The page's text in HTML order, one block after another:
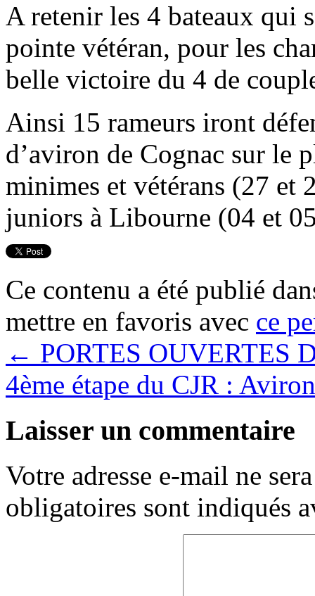
A retenir les 4 bateaux qui
pointe vétéran, pour les
belle victoire du 4 de
Ainsi 15 rameurs iront
d’aviron de Cognac sur le
minimes et vétérans (27 et
juniors à Libourne (04 et
Ce contenu a été publié
mettre en favoris avec ce
← PORTES OUVERTES
4ème étape du CJR :
Laisser un commentaire
Votre adresse e-mail ne
obligatoires sont indiqués